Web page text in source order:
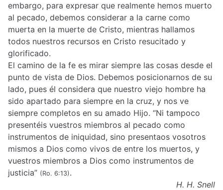
embargo, para expresar que realmente hemos muerto
al pecado, debemos considerar a la carne como
muerta en la muerte de Cristo, mientras hallamos
todos nuestros recursos en Cristo resucitado y
glorificado.
El camino de la fe es mirar siempre las cosas desde el
punto de vista de Dios. Debemos posicionarnos de su
lado, pues él considera que nuestro viejo hombre ha
sido apartado para siempre en la cruz, y nos ve
siempre completos en su amado Hijo. “Ni tampoco
presentéis vuestros miembros al pecado como
instrumentos de iniquidad, sino presentaos vosotros
mismos a Dios como vivos de entre los muertos, y
vuestros miembros a Dios como instrumentos de
justicia” (Ro. 6:13).
H. H. Snell